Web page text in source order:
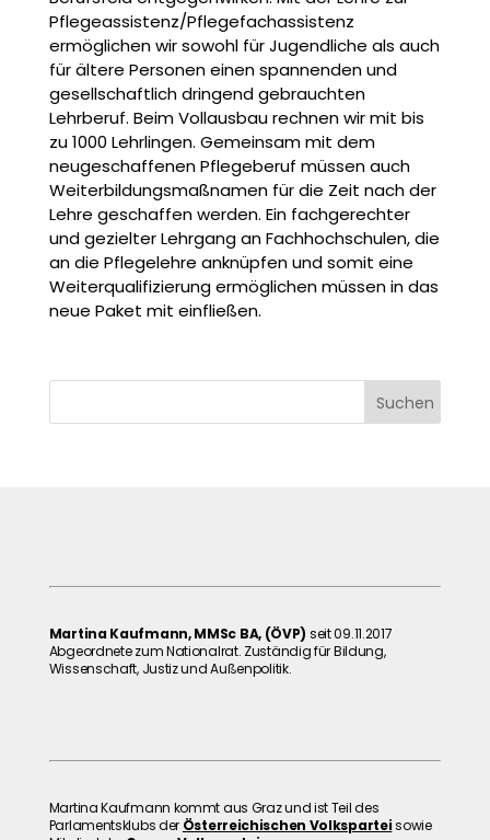
Pflegeassistenz/Pflegefachassistenz
ermöglichen wir sowohl für Jugendliche als auch
für ältere Personen einen spannenden und
gesellschaftlich dringend gebrauchten
Lehrberuf. Beim Vollausbau rechnen wir mit bis
zu 1000 Lehrlingen. Gemeinsam mit dem
neugeschaffenen Pflegeberuf müssen auch
Weiterbildungsmaßnamen für die Zeit nach der
Lehre geschaffen werden. Ein fachgerechter
und gezielter Lehrgang an Fachhochschulen, die
an die Pflegelehre anknüpfen und somit eine
Weiterqualifizierung ermöglichen müssen in das
neue Paket mit einfließen.
Martina Kaufmann, MMSc BA, (ÖVP) seit 09.11.2017
Abgeordnete zum Nationalrat. Zuständig für Bildung,
Wissenschaft, Justiz und Außenpolitik.
Martina Kaufmann kommt aus Graz und ist Teil des
Parlamentsklubs der Österreichischen Volksparteisowie